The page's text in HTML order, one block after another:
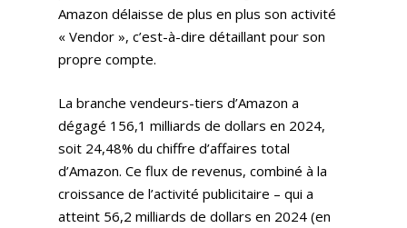
Amazon délaisse de plus en plus son activité
« Vendor », c’est-à-dire détaillant pour son
propre compte.
La branche vendeurs-tiers d’Amazon a
dégagé 156,1 milliards de dollars en 2024,
soit 24,48% du chiffre d’affaires total
d’Amazon. Ce flux de revenus, combiné à la
croissance de l’activité publicitaire – qui a
atteint 56,2 milliards de dollars en 2024 (en